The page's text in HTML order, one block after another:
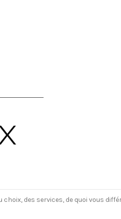
des services, de quoi vous